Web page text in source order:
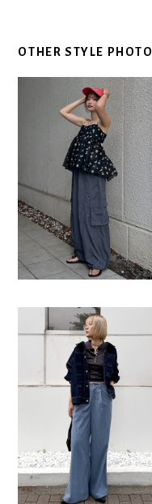
OTHER STYLE PHOTO